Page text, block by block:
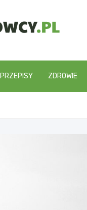
PRZEPISY ZDROWIE